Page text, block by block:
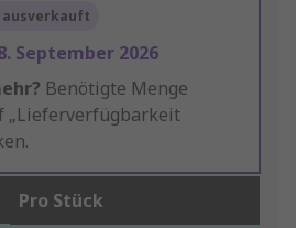
ausverkauft
September 2026
Benötigte Menge
„Lieferverfügbarkeit
Pro Stück